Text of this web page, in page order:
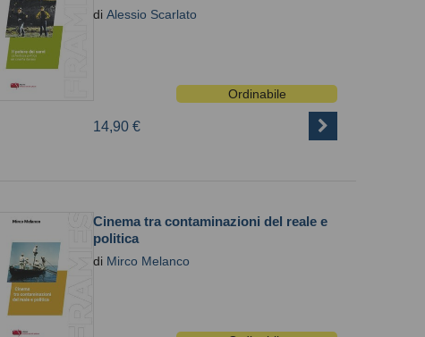
di Alessio Scarlato
Ordinabile
14,90 €
Cinema tra contaminazioni del reale e
politica
di Mirco Melanco